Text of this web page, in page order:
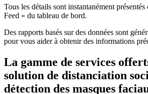
Tous les détails sont instantanément
Feed » du tableau de bord.
Des rapports basés sur des données sont
pour vous aider à obtenir des informations
La gamme de services
solution de distanciation
détection des masques